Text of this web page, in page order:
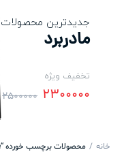
جدیدترین محصولات
مادربرد
تخفیف ویژه
2500000 2300000
خانه محصولات برچسب خورده “USB Cable”